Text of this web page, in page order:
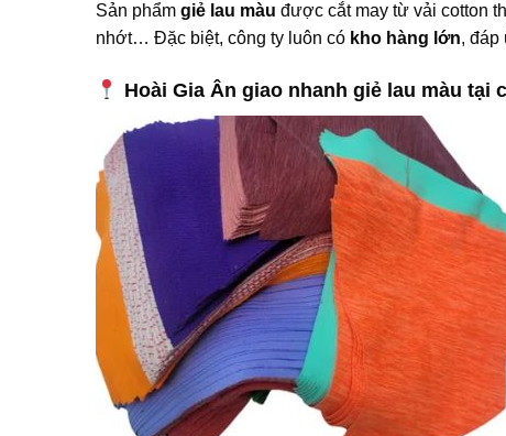
Sản phẩm giẻ lau màu được cắt may từ vải cotton
nhớt… Đặc biệt, công ty luôn có kho hàng lớn, đáp
Hoài Gia Ân giao nhanh giẻ lau màu